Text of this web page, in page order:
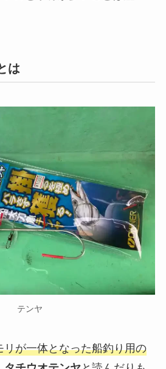
は
テンヤ
リが一体となった船釣り用の